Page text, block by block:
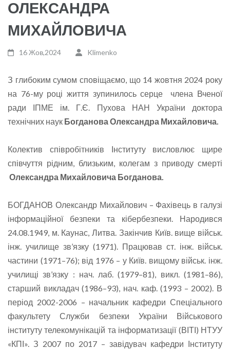
ОЛЕКСАНДРА
МИХАЙЛОВИЧА
16 Жов,2024 Klimenko
З глибоким сумом сповіщаємо, що 14 жовтня 2024 року
на 76-му році життя зупинилось серце члена Вченої
ради ІПМЕ ім. Г.Є. Пухова НАН України доктора
технічних наук Богданова Олександра Михайловича.
Колектив співробітників Інституту висловлює щире
співчуття рідним, близьким, колегам з приводу смерті
Олександра Михайловича Богданова.
БОГДАНОВ Олександр Михайлович – Фахівець в галузі
інформаційної безпеки та кібербезпеки. Народився
24.08.1949, м. Каунас, Литва. Закінчив Київ. вище військ.
інж. училище зв’язку (1971). Працював ст. інж. військ.
частини (1971–76); від 1976 – у Київ. вищому військ. інж.
училищі зв’язку : нач. лаб. (1979–81), викл. (1981–86),
старший викладач (1986–93), нач. каф. (1993 – 2002). В
період 2002-2006 – начальник кафедри Спеціального
факультету Служби безпеки України Військового
інституту телекомунікацій та інформатизації (ВІТІ) НТУУ
«КПІ». З 2007 по 2017 – завідувач кафедри Інституту